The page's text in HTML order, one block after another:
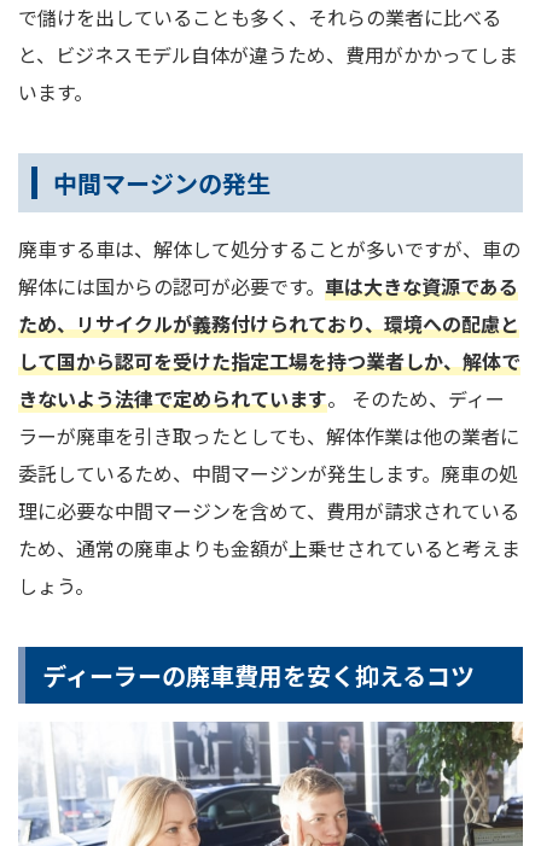
で儲けを出していることも多く、それらの業者に比べる
と、ビジネスモデル自体が違うため、費用がかかってしま
います。
中間マージンの発生
廃車する車は、解体して処分することが多いですが、車の
解体には国からの認可が必要です。 車は大きな資源である
ため、リサイクルが義務付けられており、環境への配慮と
して国から認可を受けた指定工場を持つ業者しか、解体で
きないよう法律で定められています。 そのため、ディー
ラーが廃車を引き取ったとしても、解体作業は他の業者に
委託しているため、中間マージンが発生します。廃車の処
理に必要な中間マージンを含めて、費用が請求されている
ため、通常の廃車よりも金額が上乗せされていると考えま
しょう。
ディーラーの廃車費用を安く抑えるコツ